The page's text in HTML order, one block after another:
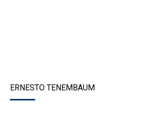
ERNESTO TENEMBAUM